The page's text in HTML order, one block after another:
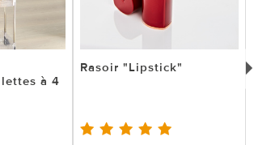
à 4
Rasoir "Lipstick"